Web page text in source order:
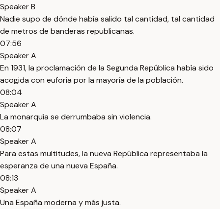
Speaker B
Nadie supo de dónde había salido tal cantidad, tal cantidad
de metros de banderas republicanas.
07:56
Speaker A
En 1931, la proclamación de la Segunda República había sido
acogida con euforia por la mayoría de la población.
08:04
Speaker A
La monarquía se derrumbaba sin violencia.
08:07
Speaker A
Para estas multitudes, la nueva República representaba la
esperanza de una nueva España.
08:13
Speaker A
Una España moderna y más justa.